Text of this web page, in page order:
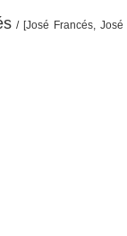
/ [José Francés, José